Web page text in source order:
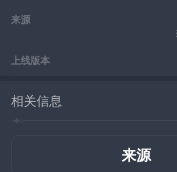
来源
上线版本
相关信息
来源